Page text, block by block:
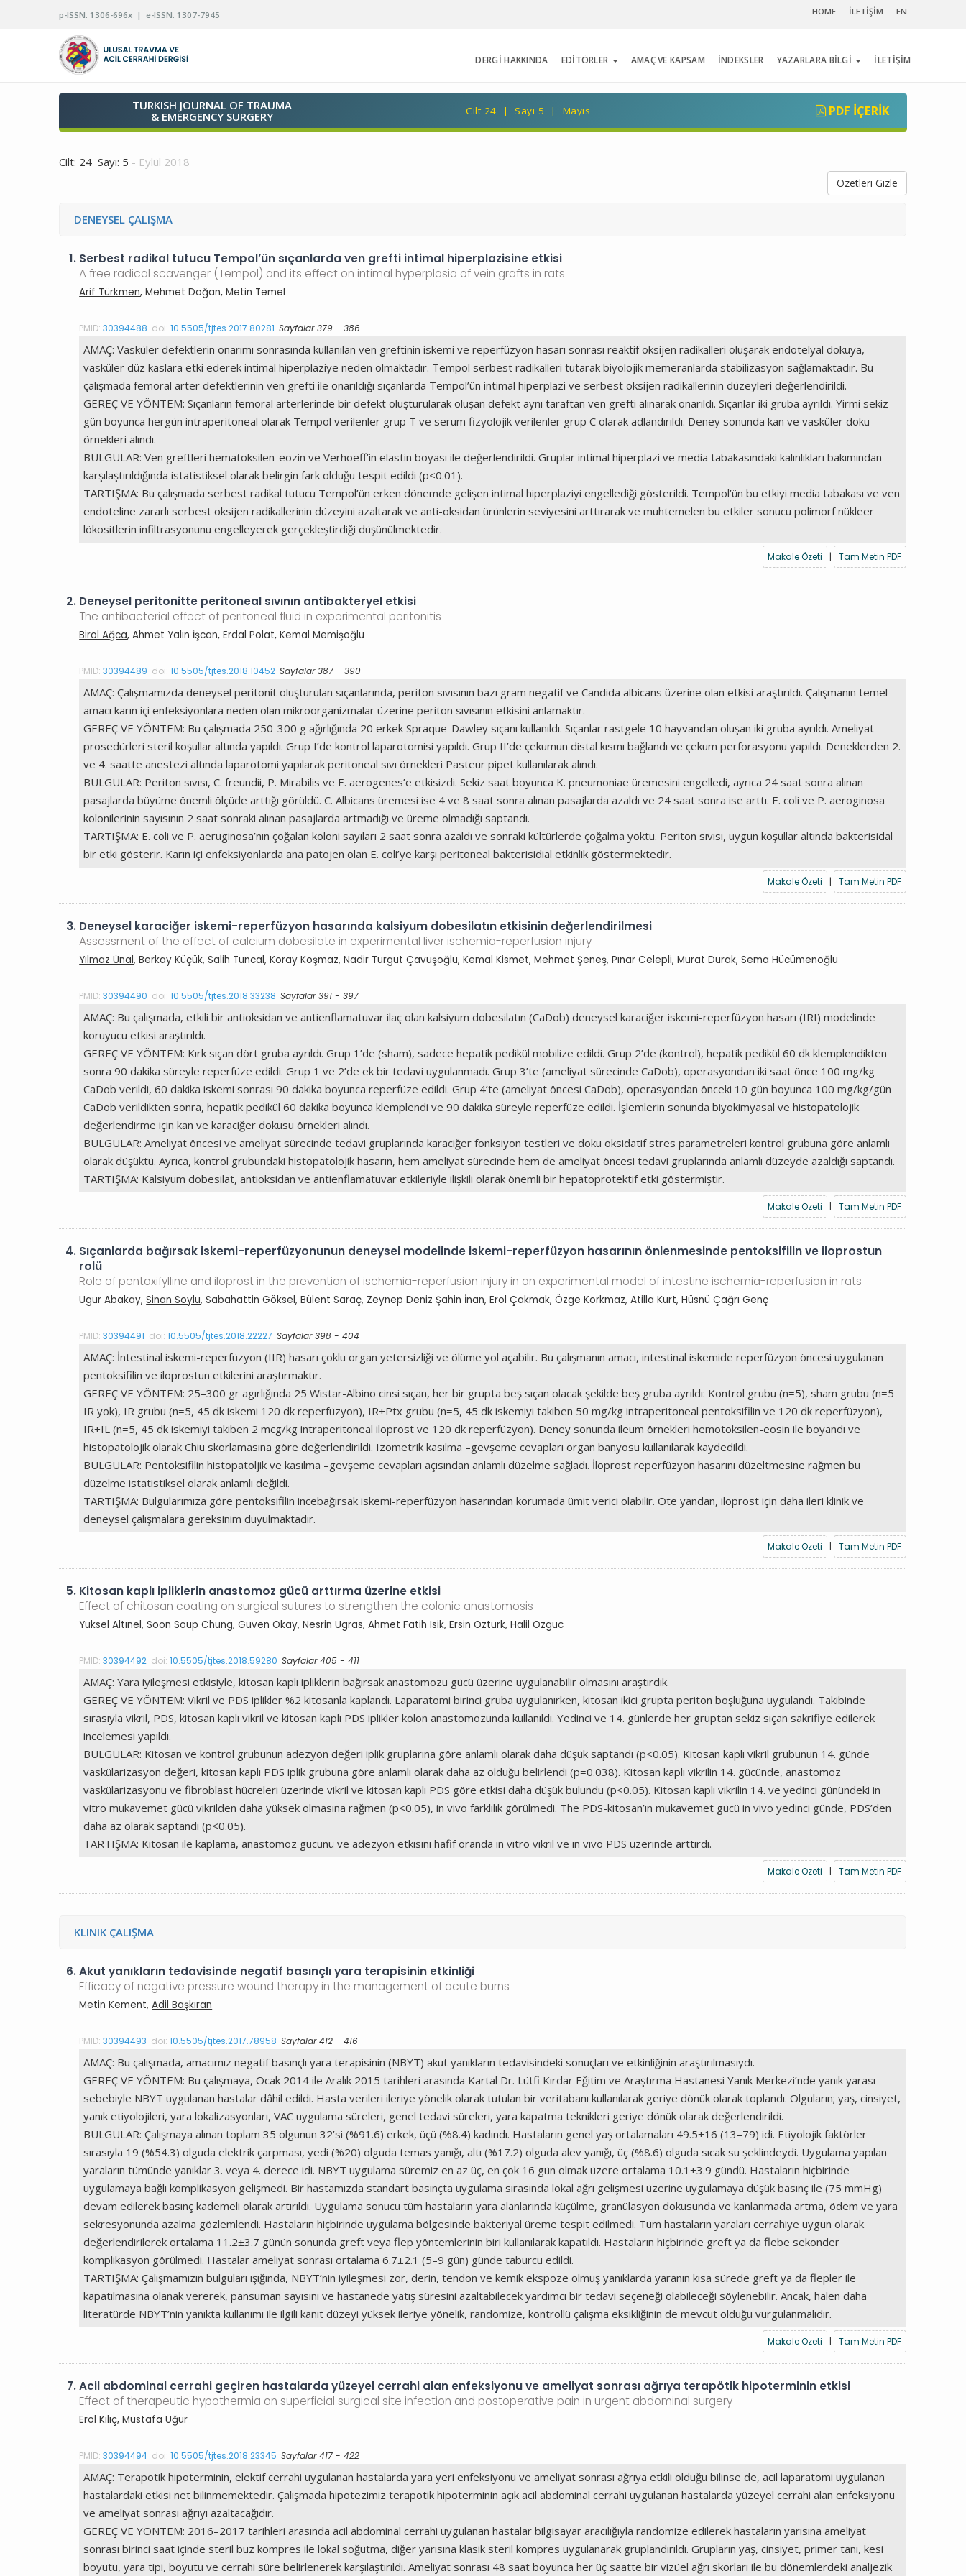
p-ISSN: 1306-696x | e-ISSN: 1307-7945 HOME İLETİŞİM EN
DERGİ HAKKINDA EDİTÖRLER AMAÇ VE KAPSAM İNDEKSLER YAZARLARA BİLGİ İLETİŞİM
TURKISH JOURNAL OF TRAUMA
& EMERGENCY SURGERY
Cilt 24 | Sayı 5 | Mayıs PDF İÇERIK
Cilt: 24 Sayı: 5 - Eylül 2018
Özetleri Gizle
DENEYSEL ÇALIŞMA
1. Serbest radikal tutucu Tempol’ün sıçanlarda ven grefti intimal hiperplazisine etkisi
A free radical scavenger (Tempol) and its effect on intimal hyperplasia of vein grafts in rats
Arif Türkmen, Mehmet Doğan, Metin Temel
PMID:30394488 doi:10.5505/tjtes.2017.80281 Sayfalar 379 - 386
AMAÇ: Vasküler defektlerin onarımı sonrasında kullanılan ven greftinin iskemi ve reperfüzyon hasarı sonrası reaktif oksijen radikalleri oluşarak endotelyal dokuya,
vasküler düz kaslara etki ederek intimal hiperplaziye neden olmaktadır. Tempol serbest radikalleri tutarak biyolojik memeranlarda stabilizasyon sağlamaktadır. Bu
çalışmada femoral arter defektlerinin ven grefti ile onarıldığı sıçanlarda Tempol’ün intimal hiperplazi ve serbest oksijen radikallerinin düzeyleri değerlendirildi.
GEREÇ VE YÖNTEM: Sıçanların femoral arterlerinde bir defekt oluşturularak oluşan defekt aynı taraftan ven grefti alınarak onarıldı. Sıçanlar iki gruba ayrıldı. Yirmi sekiz
gün boyunca hergün intraperitoneal olarak Tempol verilenler grup T ve serum fizyolojik verilenler grup C olarak adlandırıldı. Deney sonunda kan ve vasküler doku
örnekleri alındı.
BULGULAR: Ven greftleri hematoksilen-eozin ve Verhoeff’in elastin boyası ile değerlendirildi. Gruplar intimal hiperplazi ve media tabakasındaki kalınlıkları bakımından
karşılaştırıldığında istatistiksel olarak belirgin fark olduğu tespit edildi (p<0.01).
TARTIŞMA: Bu çalışmada serbest radikal tutucu Tempol’ün erken dönemde gelişen intimal hiperplaziyi engellediği gösterildi. Tempol’ün bu etkiyi media tabakası ve ven
endoteline zararlı serbest oksijen radikallerinin düzeyini azaltarak ve anti-oksidan ürünlerin seviyesini arttırarak ve muhtemelen bu etkiler sonucu polimorf nükleer
lökositlerin infiltrasyonunu engelleyerek gerçekleştirdiği düşünülmektedir.
Makale Özeti | Tam Metin PDF
2. Deneysel peritonitte peritoneal sıvının antibakteryel etkisi
The antibacterial effect of peritoneal fluid in experimental peritonitis
Birol Ağca, Ahmet Yalın İşcan, Erdal Polat, Kemal Memişoğlu
PMID:30394489 doi:10.5505/tjtes.2018.10452 Sayfalar 387 - 390
AMAÇ: Çalışmamızda deneysel peritonit oluşturulan sıçanlarında, periton sıvısının bazı gram negatif ve Candida albicans üzerine olan etkisi araştırıldı. Çalışmanın temel
amacı karın içi enfeksiyonlara neden olan mikroorganizmalar üzerine periton sıvısının etkisini anlamaktır.
GEREÇ VE YÖNTEM: Bu çalışmada 250-300 g ağırlığında 20 erkek Spraque-Dawley sıçanı kullanıldı. Sıçanlar rastgele 10 hayvandan oluşan iki gruba ayrıldı. Ameliyat
prosedürleri steril koşullar altında yapıldı. Grup I’de kontrol laparotomisi yapıldı. Grup II’de çekumun distal kısmı bağlandı ve çekum perforasyonu yapıldı. Deneklerden 2.
ve 4. saatte anestezi altında laparotomi yapılarak peritoneal sıvı örnekleri Pasteur pipet kullanılarak alındı.
BULGULAR: Periton sıvısı, C. freundii, P. Mirabilis ve E. aerogenes’e etkisizdi. Sekiz saat boyunca K. pneumoniae üremesini engelledi, ayrıca 24 saat sonra alınan
pasajlarda büyüme önemli ölçüde arttığı görüldü. C. Albicans üremesi ise 4 ve 8 saat sonra alınan pasajlarda azaldı ve 24 saat sonra ise arttı. E. coli ve P. aeroginosa
kolonilerinin sayısının 2 saat sonraki alınan pasajlarda artmadığı ve üreme olmadığı saptandı.
TARTIŞMA: E. coli ve P. aeruginosa’nın çoğalan koloni sayıları 2 saat sonra azaldı ve sonraki kültürlerde çoğalma yoktu. Periton sıvısı, uygun koşullar altında bakterisidal
bir etki gösterir. Karın içi enfeksiyonlarda ana patojen olan E. coli’ye karşı peritoneal bakterisidial etkinlik göstermektedir.
Makale Özeti | Tam Metin PDF
3. Deneysel karaciğer iskemi-reperfüzyon hasarında kalsiyum dobesilatın etkisinin değerlendirilmesi
Assessment of the effect of calcium dobesilate in experimental liver ischemia-reperfusion injury
Yılmaz Ünal, Berkay Küçük, Salih Tuncal, Koray Koşmaz, Nadir Turgut Çavuşoğlu, Kemal Kismet, Mehmet Şeneş, Pınar Celepli, Murat Durak, Sema Hücümenoğlu
PMID:30394490 doi:10.5505/tjtes.2018.33238 Sayfalar 391 - 397
AMAÇ: Bu çalışmada, etkili bir antioksidan ve antienflamatuvar ilaç olan kalsiyum dobesilatın (CaDob) deneysel karaciğer iskemi-reperfüzyon hasarı (IRI) modelinde
koruyucu etkisi araştırıldı.
GEREÇ VE YÖNTEM: Kırk sıçan dört gruba ayrıldı. Grup 1’de (sham), sadece hepatik pedikül mobilize edildi. Grup 2’de (kontrol), hepatik pedikül 60 dk klemplendikten
sonra 90 dakika süreyle reperfüze edildi. Grup 1 ve 2’de ek bir tedavi uygulanmadı. Grup 3’te (ameliyat sürecinde CaDob), operasyondan iki saat önce 100 mg/kg
CaDob verildi, 60 dakika iskemi sonrası 90 dakika boyunca reperfüze edildi. Grup 4’te (ameliyat öncesi CaDob), operasyondan önceki 10 gün boyunca 100 mg/kg/gün
CaDob verildikten sonra, hepatik pedikül 60 dakika boyunca klemplendi ve 90 dakika süreyle reperfüze edildi. İşlemlerin sonunda biyokimyasal ve histopatolojik
değerlendirme için kan ve karaciğer dokusu örnekleri alındı.
BULGULAR: Ameliyat öncesi ve ameliyat sürecinde tedavi gruplarında karaciğer fonksiyon testleri ve doku oksidatif stres parametreleri kontrol grubuna göre anlamlı
olarak düşüktü. Ayrıca, kontrol grubundaki histopatolojik hasarın, hem ameliyat sürecinde hem de ameliyat öncesi tedavi gruplarında anlamlı düzeyde azaldığı saptandı.
TARTIŞMA: Kalsiyum dobesilat, antioksidan ve antienflamatuvar etkileriyle ilişkili olarak önemli bir hepatoprotektif etki göstermiştir.
Makale Özeti | Tam Metin PDF
4. Sıçanlarda bağırsak iskemi-reperfüzyonunun deneysel modelinde iskemi-reperfüzyon hasarının önlenmesinde pentoksifilin ve iloprostun
rolü
Role of pentoxifylline and iloprost in the prevention of ischemia-reperfusion injury in an experimental model of intestine ischemia-reperfusion in rats
Ugur Abakay,Sinan Soylu, Sabahattin Göksel, Bülent Saraç, Zeynep Deniz Şahin İnan, Erol Çakmak, Özge Korkmaz, Atilla Kurt, Hüsnü Çağrı Genç
PMID:30394491 doi:10.5505/tjtes.2018.22227 Sayfalar 398 - 404
AMAÇ: İntestinal iskemi-reperfüzyon (IIR) hasarı çoklu organ yetersizliği ve ölüme yol açabilir. Bu çalışmanın amacı, intestinal iskemide reperfüzyon öncesi uygulanan
pentoksifilin ve iloprostun etkilerini araştırmaktır.
GEREÇ VE YÖNTEM: 25–300 gr agırlığında 25 Wistar-Albino cinsi sıçan, her bir grupta beş sıçan olacak şekilde beş gruba ayrıldı: Kontrol grubu (n=5), sham grubu (n=5
IR yok), IR grubu (n=5, 45 dk iskemi 120 dk reperfüzyon), IR+Ptx grubu (n=5, 45 dk iskemiyi takiben 50 mg/kg intraperitoneal pentoksifilin ve 120 dk reperfüzyon),
IR+IL (n=5, 45 dk iskemiyi takiben 2 mcg/kg intraperitoneal iloprost ve 120 dk reperfüzyon). Deney sonunda ileum örnekleri hemotoksilen-eosin ile boyandı ve
histopatolojik olarak Chiu skorlamasına göre değerlendirildi. Izometrik kasılma –gevşeme cevapları organ banyosu kullanılarak kaydedildi.
BULGULAR: Pentoksifilin histopatoljik ve kasılma –gevşeme cevapları açısından anlamlı düzelme sağladı. İloprost reperfüzyon hasarını düzeltmesine rağmen bu
düzelme istatistiksel olarak anlamlı değildi.
TARTIŞMA: Bulgularımıza göre pentoksifilin incebağırsak iskemi-reperfüzyon hasarından korumada ümit verici olabilir. Öte yandan, iloprost için daha ileri klinik ve
deneysel çalışmalara gereksinim duyulmaktadır.
Makale Özeti | Tam Metin PDF
5. Kitosan kaplı ipliklerin anastomoz gücü arttırma üzerine etkisi
Effect of chitosan coating on surgical sutures to strengthen the colonic anastomosis
Yuksel Altınel, Soon Soup Chung, Guven Okay, Nesrin Ugras, Ahmet Fatih Isik, Ersin Ozturk, Halil Ozguc
PMID:30394492 doi:10.5505/tjtes.2018.59280 Sayfalar 405 - 411
AMAÇ: Yara iyileşmesi etkisiyle, kitosan kaplı ipliklerin bağırsak anastomozu gücü üzerine uygulanabilir olmasını araştırdık.
GEREÇ VE YÖNTEM: Vikril ve PDS iplikler %2 kitosanla kaplandı. Laparatomi birinci gruba uygulanırken, kitosan ikici grupta periton boşluğuna uygulandı. Takibinde
sırasıyla vikril, PDS, kitosan kaplı vikril ve kitosan kaplı PDS iplikler kolon anastomozunda kullanıldı. Yedinci ve 14. günlerde her gruptan sekiz sıçan sakrifiye edilerek
incelemesi yapıldı.
BULGULAR: Kitosan ve kontrol grubunun adezyon değeri iplik gruplarına göre anlamlı olarak daha düşük saptandı (p<0.05). Kitosan kaplı vikril grubunun 14. günde
vaskülarizasyon değeri, kitosan kaplı PDS iplik grubuna göre anlamlı olarak daha az olduğu belirlendi (p=0.038). Kitosan kaplı vikrilin 14. gücünde, anastomoz
vaskülarizasyonu ve fibroblast hücreleri üzerinde vikril ve kitosan kaplı PDS göre etkisi daha düşük bulundu (p<0.05). Kitosan kaplı vikrilin 14. ve yedinci günündeki in
vitro mukavemet gücü vikrilden daha yüksek olmasına rağmen (p<0.05), in vivo farklılık görülmedi. The PDS-kitosan’ın mukavemet gücü in vivo yedinci günde, PDS’den
daha az olarak saptandı (p<0.05).
TARTIŞMA: Kitosan ile kaplama, anastomoz gücünü ve adezyon etkisini hafif oranda in vitro vikril ve in vivo PDS üzerinde arttırdı.
Makale Özeti | Tam Metin PDF
KLINIK ÇALIŞMA
6.Akut yanıkların tedavisinde negatif basınçlı yara terapisinin etkinliği
Efficacy of negative pressure wound therapy in the management of acute burns
Metin Kement,Adil Başkıran
PMID:30394493 doi:10.5505/tjtes.2017.78958 Sayfalar 412 - 416
AMAÇ: Bu çalışmada, amacımız negatif basınçlı yara terapisinin (NBYT) akut yanıkların tedavisindeki sonuçları ve etkinliğinin araştırılmasıydı.
GEREÇ VE YÖNTEM: Bu çalışmaya, Ocak 2014 ile Aralık 2015 tarihleri arasında Kartal Dr. Lütfi Kırdar Eğitim ve Araştırma Hastanesi Yanık Merkezi’nde yanık yarası
sebebiyle NBYT uygulanan hastalar dâhil edildi. Hasta verileri ileriye yönelik olarak tutulan bir veritabanı kullanılarak geriye dönük olarak toplandı. Olguların; yaş, cinsiyet,
yanık etiyolojileri, yara lokalizasyonları, VAC uygulama süreleri, genel tedavi süreleri, yara kapatma teknikleri geriye dönük olarak değerlendirildi.
BULGULAR: Çalışmaya alınan toplam 35 olgunun 32’si (%91.6) erkek, üçü (%8.4) kadındı. Hastaların genel yaş ortalamaları 49.5±16 (13–79) idi. Etiyolojik faktörler
sırasıyla 19 (%54.3) olguda elektrik çarpması, yedi (%20) olguda temas yanığı, altı (%17.2) olguda alev yanığı, üç (%8.6) olguda sıcak su şeklindeydi. Uygulama yapılan
yaraların tümünde yanıklar 3. veya 4. derece idi. NBYT uygulama süremiz en az üç, en çok 16 gün olmak üzere ortalama 10.1±3.9 gündü. Hastaların hiçbirinde
uygulamaya bağlı komplikasyon gelişmedi. Bir hastamızda standart basınçta uygulama sırasında lokal ağrı gelişmesi üzerine uygulamaya düşük basınç ile (75 mmHg)
devam edilerek basınç kademeli olarak artırıldı. Uygulama sonucu tüm hastaların yara alanlarında küçülme, granülasyon dokusunda ve kanlanmada artma, ödem ve yara
sekresyonunda azalma gözlemlendi. Hastaların hiçbirinde uygulama bölgesinde bakteriyal üreme tespit edilmedi. Tüm hastaların yaraları cerrahiye uygun olarak
değerlendirilerek ortalama 11.2±3.7 günün sonunda greft veya flep yöntemlerinin biri kullanılarak kapatıldı. Hastaların hiçbirinde greft ya da flebe sekonder
komplikasyon görülmedi. Hastalar ameliyat sonrası ortalama 6.7±2.1 (5–9 gün) günde taburcu edildi.
TARTIŞMA: Çalışmamızın bulguları ışığında, NBYT’nin iyileşmesi zor, derin, tendon ve kemik ekspoze olmuş yanıklarda yaranın kısa sürede greft ya da flepler ile
kapatılmasına olanak vererek, pansuman sayısını ve hastanede yatış süresini azaltabilecek yardımcı bir tedavi seçeneği olabileceği söylenebilir. Ancak, halen daha
literatürde NBYT’nin yanıkta kullanımı ile ilgili kanıt düzeyi yüksek ileriye yönelik, randomize, kontrollü çalışma eksikliğinin de mevcut olduğu vurgulanmalıdır.
Makale Özeti | Tam Metin PDF
7.Acil abdominal cerrahi geçiren hastalarda yüzeyel cerrahi alan enfeksiyonu ve ameliyat sonrası ağrıya terapötik hipoterminin etkisi
Effect of therapeutic hypothermia on superficial surgical site infection and postoperative pain in urgent abdominal surgery
Erol Kılıç, Mustafa Uğur
PMID:30394494 doi:10.5505/tjtes.2018.23345 Sayfalar 417 - 422
AMAÇ: Terapotik hipoterminin, elektif cerrahi uygulanan hastalarda yara yeri enfeksiyonu ve ameliyat sonrası ağrıya etkili olduğu bilinse de, acil laparatomi uygulanan
hastalardaki etkisi net bilinmemektedir. Çalışmada hipotezimiz terapotik hipoterminin açık acil abdominal cerrahi uygulanan hastalarda yüzeyel cerrahi alan enfeksiyonu
ve ameliyat sonrası ağrıyı azaltacağıdır.
GEREÇ VE YÖNTEM: 2016–2017 tarihleri arasında acil abdominal cerrahi uygulanan hastalar bilgisayar aracılığıyla randomize edilerek hastaların yarısına ameliyat
sonrası birinci saat içinde steril buz kompres ile lokal soğutma, diğer yarısına klasik steril kompres uygulanarak gruplandırıldı. Grupların yaş, cinsiyet, primer tanı, kesi
boyutu, yara tipi, boyutu ve cerrahi süre belirlenerek karşılaştırıldı. Ameliyat sonrası 48 saat boyunca her üç saatte bir vizüel ağrı skorları ile bu dönemlerdeki analjezik